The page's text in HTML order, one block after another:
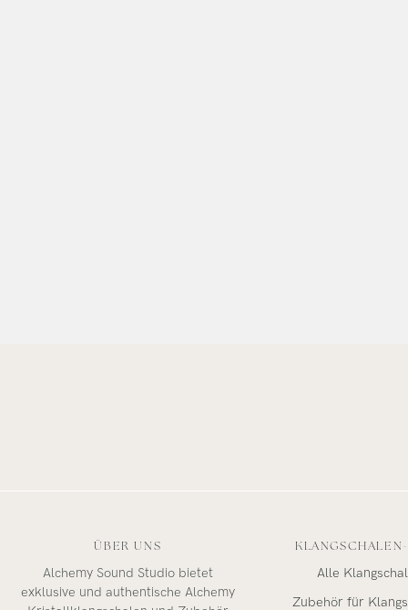
ÜBER UNS
Alchemy Sound Studio bietet
exklusive und authentische Alchemy
Alle
Zubehör für